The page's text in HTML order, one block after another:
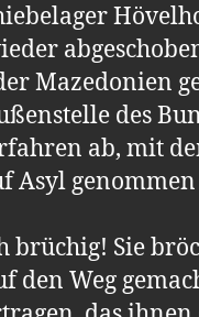
Mazedonien
des
ab, mit
Asyl
brüchig! Sie
den Weg